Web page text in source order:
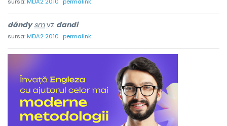
dándy sm vz dandi
sursa:MDA2 2010 permalink